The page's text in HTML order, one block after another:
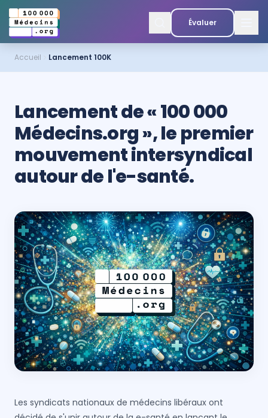
Évaluer
Accueil Lancement 100K
Lancement de « 100 000
Médecins.org », le premier
mouvement intersyndical
autour de l'e-santé.
Les syndicats nationaux de médecins libéraux ont